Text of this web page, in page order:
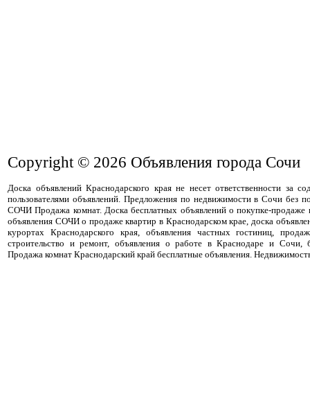
Copyright © 2026 Объявления города Сочи
Доска объявлений Краснодарского края не несет ответственности за
пользователями объявлений. Предложения по недвижимости в Сочи без
СОЧИ Продажа комнат. Доска бесплатных объявлений о покупке-продаже
объявления СОЧИ о продаже квартир в Краснодарском крае, доска
курортах Краснодарского края, объявления частных гостиниц,
строительство и ремонт, объявления о работе в Краснодаре и Сочи,
Продажа комнат Краснодарский край бесплатные объявления.